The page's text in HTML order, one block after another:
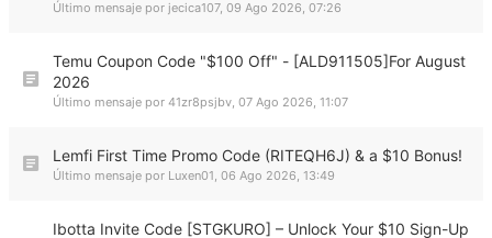
Último mensaje por jecica107, 09 Ago 2026, 07:26
Temu Coupon Code "$100 Off" - [ALD911505]For August
2026
Último mensaje por 41zr8psjbv, 07 Ago 2026, 11:07
Lemfi First Time Promo Code (RITEQH6J) & a $10 Bonus!
Último mensaje por Luxen01, 06 Ago 2026, 13:49
Ibotta Invite Code [STGKURO] – Unlock Your $10 Sign-Up